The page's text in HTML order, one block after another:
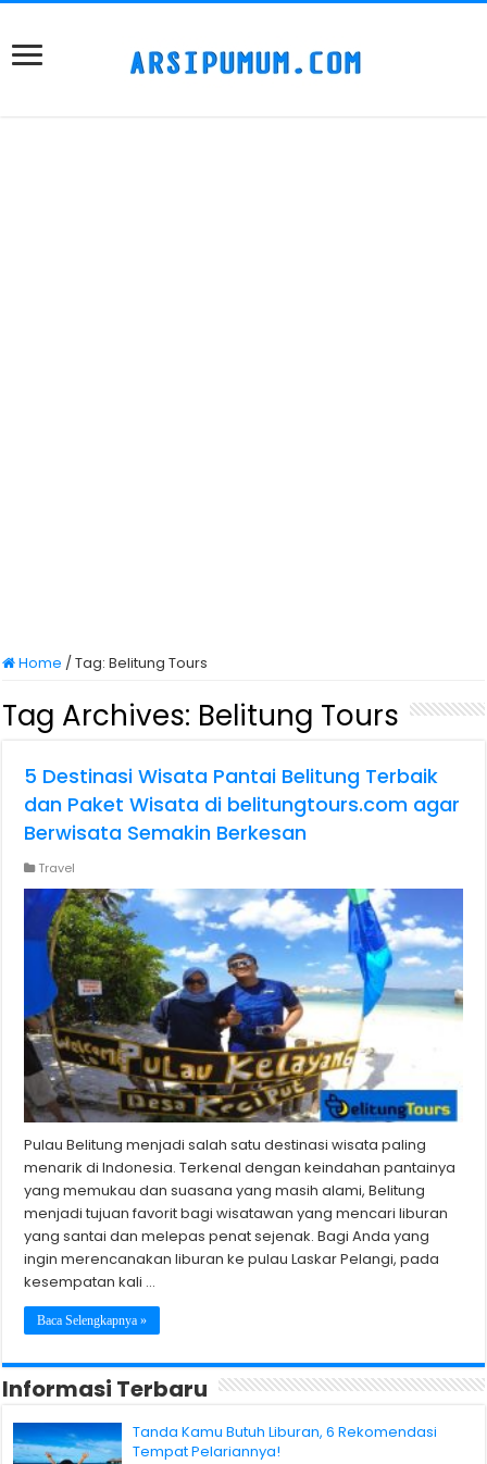
Home /Tag:Belitung Tours
Tag Archives: Belitung Tours
5 Destinasi Wisata Pantai Belitung Terbaik
dan Paket Wisata di belitungtours.com agar
Berwisata Semakin Berkesan
Travel
Pulau Belitung menjadi salah satu destinasi wisata paling
menarik di Indonesia. Terkenal dengan keindahan pantainya
yang memukau dan suasana yang masih alami, Belitung
menjadi tujuan favorit bagi wisatawan yang mencari liburan
yang santai dan melepas penat sejenak. Bagi Anda yang
ingin merencanakan liburan ke pulau Laskar Pelangi, pada
kesempatan kali …
Baca Selengkapnya »
Informasi Terbaru
Tanda Kamu Butuh Liburan, 6 Rekomendasi
Tempat Pelariannya!